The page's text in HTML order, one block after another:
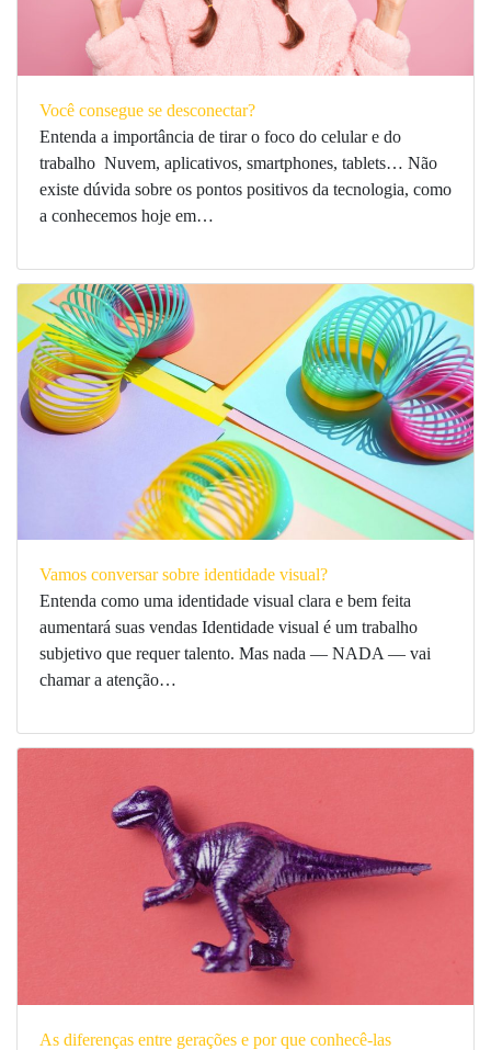
Você consegue se desconectar?
Entenda a importância de tirar o foco do celular e do
trabalho Nuvem, aplicativos, smartphones, tablets… Não
existe dúvida sobre os pontos positivos da tecnologia, como
a conhecemos hoje em…
Vamos conversar sobre identidade visual?
Entenda como uma identidade visual clara e bem feita
aumentará suas vendas Identidade visual é um trabalho
subjetivo que requer talento. Mas nada — NADA — vai
chamar a atenção…
As diferenças entre gerações e por que conhecê-las